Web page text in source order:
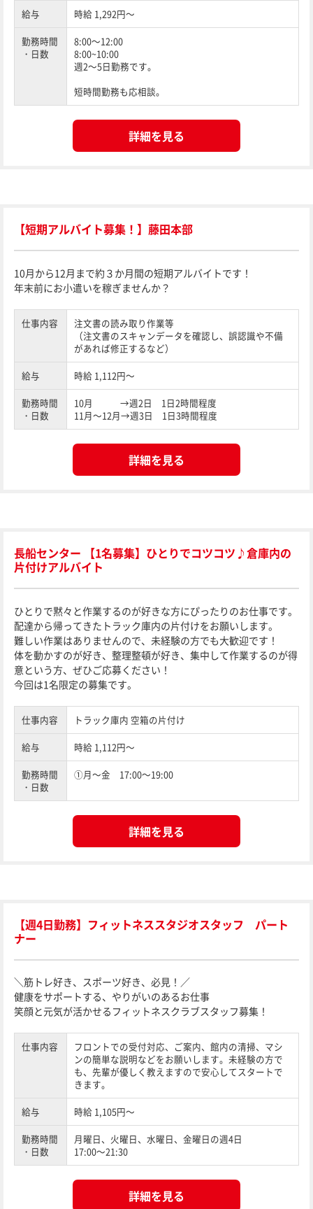
給与 時給 1,292円～
勤務時間
・日数
8:00～12:00
8:00~10:00
週2～5日勤務です。
短時間勤務も応相談。
詳細を見る
【短期アルバイト募集！】藤田本部
10月から12月まで約３か月間の短期アルバイトです！
年末前にお小遣いを稼ぎませんか？
仕事内容
注文書の読み取り作業等
（注文書のスキャンデータを確認し、誤認識や不備
があれば修正するなど）
給与 時給 1,112円～
勤務時間
・日数
10月 →週2日 1日2時間程度
11月～12月→週3日 1日3時間程度
詳細を見る
長船センター 【1名募集】ひとりでコツコツ♪倉庫内の
片付けアルバイト
ひとりで黙々と作業するのが好きな方にぴったりのお仕事です。
配達から帰ってきたトラック庫内の片付けをお願いします。
難しい作業はありませんので、未経験の方でも大歓迎です！
体を動かすのが好き、整理整頓が好き、集中して作業するのが得
意という方、ぜひご応募ください！
今回は1名限定の募集です。
仕事内容 トラック庫内 空箱の片付け
給与 時給 1,112円～
勤務時間
・日数
①月～金 17:00～19:00
詳細を見る
【週4日勤務】フィットネススタジオスタッフ パート
ナー
＼筋トレ好き、スポーツ好き、必見！／
健康をサポートする、やりがいのあるお仕事
笑顔と元気が活かせるフィットネスクラブスタッフ募集！
仕事内容
フロントでの受付対応、ご案内、館内の清掃、マシ
ンの簡単な説明などをお願いします。未経験の方で
も、先輩が優しく教えますので安心してスタートで
きます。
給与 時給 1,105円～
勤務時間
・日数
月曜日、火曜日、水曜日、金曜日の週4日
17:00～21:30
詳細を見る